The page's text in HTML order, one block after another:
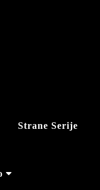
Strane Serije